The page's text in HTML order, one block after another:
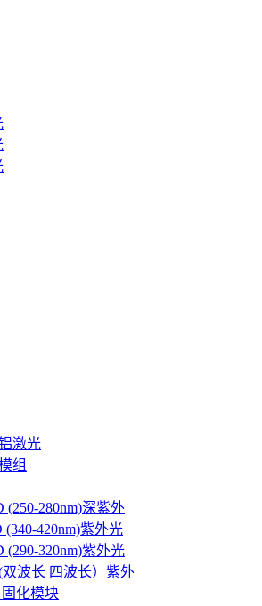
激光
组
(250-280nm)深紫外
420nm)紫外光
(290-320nm)紫外光
波长 四波长）紫外
化模块